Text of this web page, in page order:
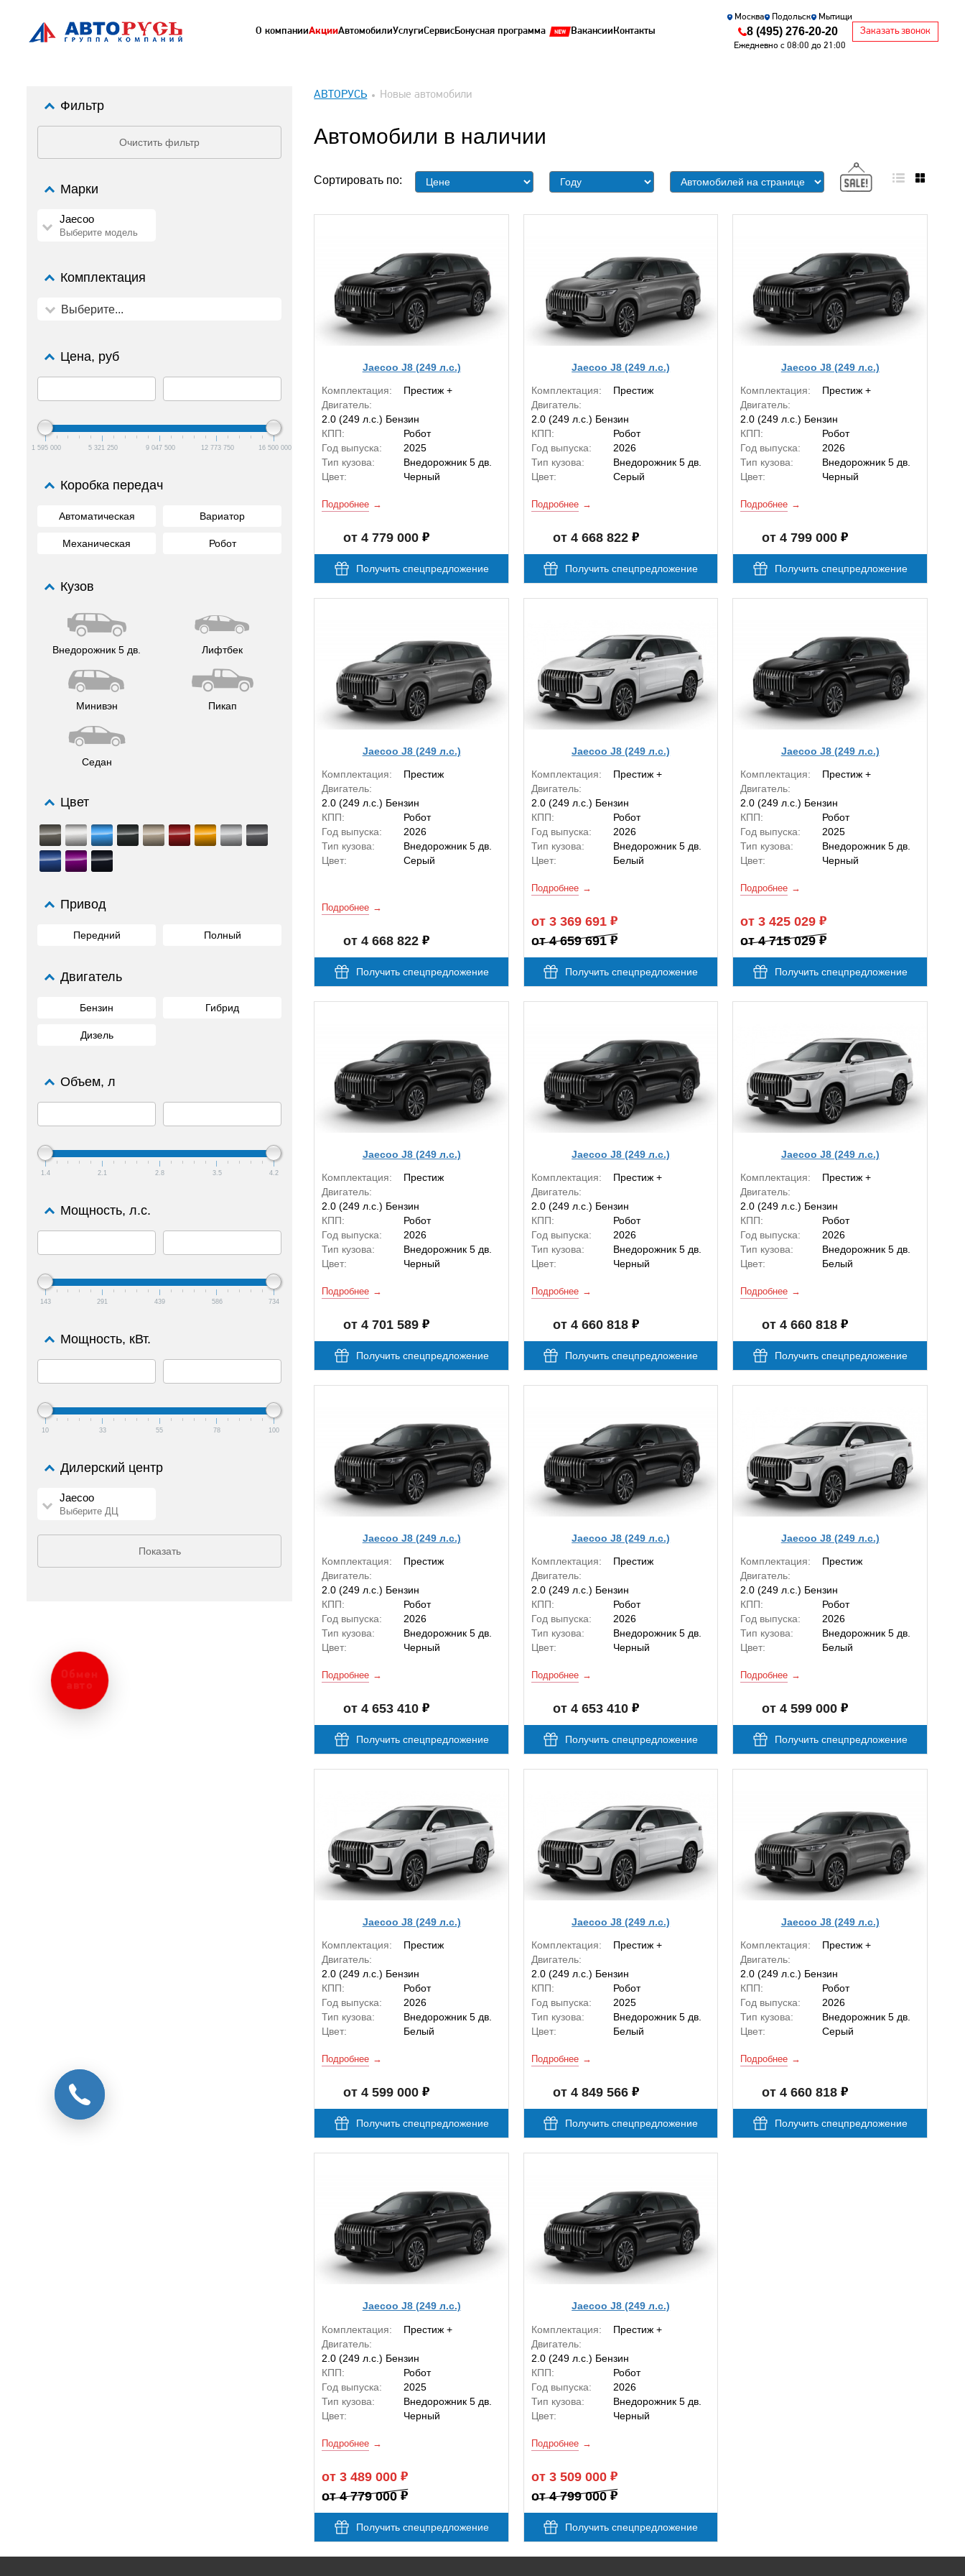
О компанииАкцииАвтомобилиУслугиСервисБонусная программа ВакансииКонтакты
Москва Подольск Мытищи
8 (495) 276-20-20
Ежедневно с 08:00 до 21:00
Заказать звонок
Фильтр
Очистить фильтр
Дилерский центр
Jaecoo
Выберите ДЦ
Марки
Jaecoo
Выберите модель
Комплектация
Выберите...
Цена, руб
1 595 000 5 321 250 9 047 500 12 773 750 16 500 000
Коробка передач
Автоматическая Вариатор
Механическая Робот
Кузов
Внедорожник 5 дв. Лифтбек
Минивэн Пикап
Седан
Цвет
Привод
Передний Полный
Двигатель
Бензин Гибрид
Дизель
Объем, л
1.4 2.1 2.8 3.5 4.2
Мощность, л.с.
143 291 439 586 734
Мощность, кВт.
10 33 55 78 100
Показать
АВТОРУСЬ Новые автомобили
Автомобили в наличии
Сортировать по:
Jaecoo J8 (249 л.с.)
Комплектация:
Престиж +
Двигатель:
2.0 (249 л.с.) Бензин
КПП:
Робот
Год выпуска:
2025
Тип кузова:
Внедорожник 5 дв.
Цвет:
Черный
Подробнее
от 4 779 000
Получить спецпредложение
Jaecoo J8 (249 л.с.)
Комплектация:
Престиж
Двигатель:
2.0 (249 л.с.) Бензин
КПП:
Робот
Год выпуска:
2026
Тип кузова:
Внедорожник 5 дв.
Цвет:
Серый
Подробнее
от 4 668 822
Получить спецпредложение
Jaecoo J8 (249 л.с.)
Комплектация:
Престиж +
Двигатель:
2.0 (249 л.с.) Бензин
КПП:
Робот
Год выпуска:
2026
Тип кузова:
Внедорожник 5 дв.
Цвет:
Черный
Подробнее
от 4 799 000
Получить спецпредложение
Jaecoo J8 (249 л.с.)
Комплектация:
Престиж
Двигатель:
2.0 (249 л.с.) Бензин
КПП:
Робот
Год выпуска:
2026
Тип кузова:
Внедорожник 5 дв.
Цвет:
Серый
Подробнее
от 4 668 822
Получить спецпредложение
Jaecoo J8 (249 л.с.)
Комплектация:
Престиж +
Двигатель:
2.0 (249 л.с.) Бензин
КПП:
Робот
Год выпуска:
2026
Тип кузова:
Внедорожник 5 дв.
Цвет:
Белый
Подробнее
от 3 369 691
от 4 659 691
Получить спецпредложение
Jaecoo J8 (249 л.с.)
Комплектация:
Престиж +
Двигатель:
2.0 (249 л.с.) Бензин
КПП:
Робот
Год выпуска:
2025
Тип кузова:
Внедорожник 5 дв.
Цвет:
Черный
Подробнее
от 3 425 029
от 4 715 029
Получить спецпредложение
Jaecoo J8 (249 л.с.)
Комплектация:
Престиж
Двигатель:
2.0 (249 л.с.) Бензин
КПП:
Робот
Год выпуска:
2026
Тип кузова:
Внедорожник 5 дв.
Цвет:
Черный
Подробнее
от 4 701 589
Получить спецпредложение
Jaecoo J8 (249 л.с.)
Комплектация:
Престиж +
Двигатель:
2.0 (249 л.с.) Бензин
КПП:
Робот
Год выпуска:
2026
Тип кузова:
Внедорожник 5 дв.
Цвет:
Черный
Подробнее
от 4 660 818
Получить спецпредложение
Jaecoo J8 (249 л.с.)
Комплектация:
Престиж +
Двигатель:
2.0 (249 л.с.) Бензин
КПП:
Робот
Год выпуска:
2026
Тип кузова:
Внедорожник 5 дв.
Цвет:
Белый
Подробнее
от 4 660 818
Получить спецпредложение
Jaecoo J8 (249 л.с.)
Комплектация:
Престиж
Двигатель:
2.0 (249 л.с.) Бензин
КПП:
Робот
Год выпуска:
2026
Тип кузова:
Внедорожник 5 дв.
Цвет:
Черный
Подробнее
от 4 653 410
Получить спецпредложение
Jaecoo J8 (249 л.с.)
Комплектация:
Престиж
Двигатель:
2.0 (249 л.с.) Бензин
КПП:
Робот
Год выпуска:
2026
Тип кузова:
Внедорожник 5 дв.
Цвет:
Черный
Подробнее
от 4 653 410
Получить спецпредложение
Jaecoo J8 (249 л.с.)
Комплектация:
Престиж
Двигатель:
2.0 (249 л.с.) Бензин
КПП:
Робот
Год выпуска:
2026
Тип кузова:
Внедорожник 5 дв.
Цвет:
Белый
Подробнее
от 4 599 000
Получить спецпредложение
Jaecoo J8 (249 л.с.)
Комплектация:
Престиж
Двигатель:
2.0 (249 л.с.) Бензин
КПП:
Робот
Год выпуска:
2026
Тип кузова:
Внедорожник 5 дв.
Цвет:
Белый
Подробнее
от 4 599 000
Получить спецпредложение
Jaecoo J8 (249 л.с.)
Комплектация:
Престиж +
Двигатель:
2.0 (249 л.с.) Бензин
КПП:
Робот
Год выпуска:
2025
Тип кузова:
Внедорожник 5 дв.
Цвет:
Белый
Подробнее
от 4 849 566
Получить спецпредложение
Jaecoo J8 (249 л.с.)
Комплектация:
Престиж +
Двигатель:
2.0 (249 л.с.) Бензин
КПП:
Робот
Год выпуска:
2026
Тип кузова:
Внедорожник 5 дв.
Цвет:
Серый
Подробнее
от 4 660 818
Получить спецпредложение
Jaecoo J8 (249 л.с.)
Комплектация:
Престиж +
Двигатель:
2.0 (249 л.с.) Бензин
КПП:
Робот
Год выпуска:
2025
Тип кузова:
Внедорожник 5 дв.
Цвет:
Черный
Подробнее
от 3 489 000
от 4 779 000
Получить спецпредложение
Jaecoo J8 (249 л.с.)
Комплектация:
Престиж +
Двигатель:
2.0 (249 л.с.) Бензин
КПП:
Робот
Год выпуска:
2026
Тип кузова:
Внедорожник 5 дв.
Цвет:
Черный
Подробнее
от 3 509 000
от 4 799 000
Получить спецпредложение